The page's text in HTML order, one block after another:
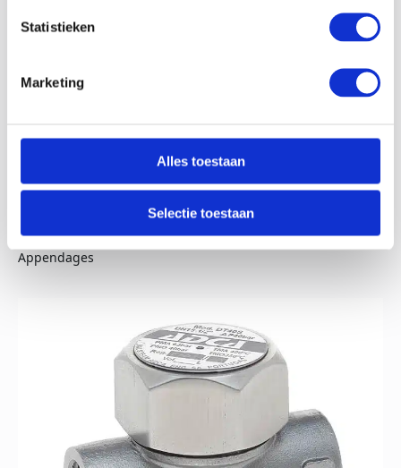
Statistieken
Marketing
Alles toestaan
Selectie toestaan
VPA26
Appendages